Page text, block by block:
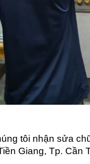
tôi nhận sửa
Giang, Tp. Cần